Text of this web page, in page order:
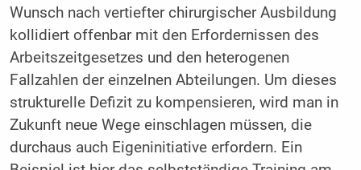
Wunsch nach vertiefter chirurgischer Ausbildung
kollidiert offenbar mit den Erfordernissen des
Arbeitszeitgesetzes und den heterogenen
Fallzahlen der einzelnen Abteilungen. Um dieses
strukturelle Defizit zu kompensieren, wird man in
Zukunft neue Wege einschlagen müssen, die
durchaus auch Eigeninitiative erfordern. Ein